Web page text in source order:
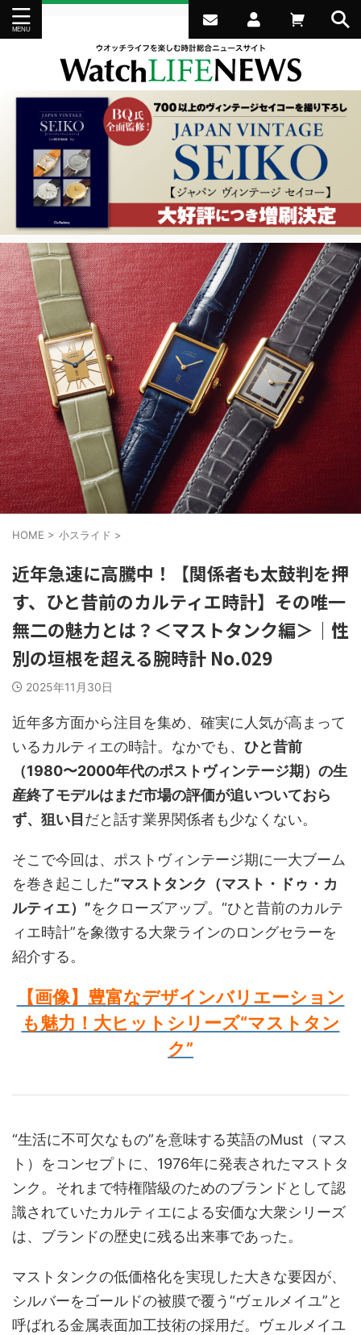
HOME > 小スライド >
近年急速に高騰中！【関係者も太鼓判を押
す、ひと昔前のカルティエ時計】その唯一
無二の魅力とは？＜マストタンク編＞｜性
別の垣根を超える腕時計 No.029
2025年11月30日
近年多方面から注目を集め、確実に人気が高まって
いるカルティエの時計。なかでも、 ひと昔前
（1980〜2000年代のポストヴィンテージ期）の生
産終了モデルはまだ市場の評価が追いついておら
ず、狙い目 だと話す業界関係者も少なくない。
そこで今回は、ポストヴィンテージ期に一大ブーム
を巻き起こした“マストタンク（マスト・ドゥ・カ
ルティエ）”をクローズアップ。“ひと昔前のカルテ
ィエ時計”を象徴する大衆ラインのロングセラーを
紹介する。
【画像】豊富なデザインバリエーション
も魅力！大ヒットシリーズ“マストタン
ク”
“生活に不可欠なもの”を意味する英語のMust（マス
ト）をコンセプトに、1976年に発表されたマストタ
ンク。それまで特権階級のためのブランドとして認
識されていたカルティエによる安価な大衆シリーズ
は、ブランドの歴史に残る出来事であった。
マストタンクの低価格化を実現した大きな要因が、
シルバーをゴールドの被膜で覆う“ヴェルメイユ”と
呼ばれる金属表面加工技術の採用だ。ヴェルメイユ